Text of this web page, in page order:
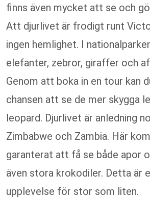
finns även mycket att se och
Att djurlivet är frodigt runt
ingen hemlighet. I
elefanter, zebror, giraffer och
Genom att boka in en tour kan
chansen att se de mer skygga
leopard. Djurlivet är anledning
Zimbabwe och Zambia. Här
garanterat att få se både apor
även stora krokodiler. Detta är
upplevelse för stor som liten.